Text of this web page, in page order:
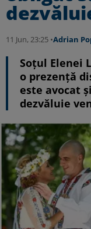
11 Jun, 23:25 •Adrian
Soțul Elenei
o prezență
este avocat
dezvăluie